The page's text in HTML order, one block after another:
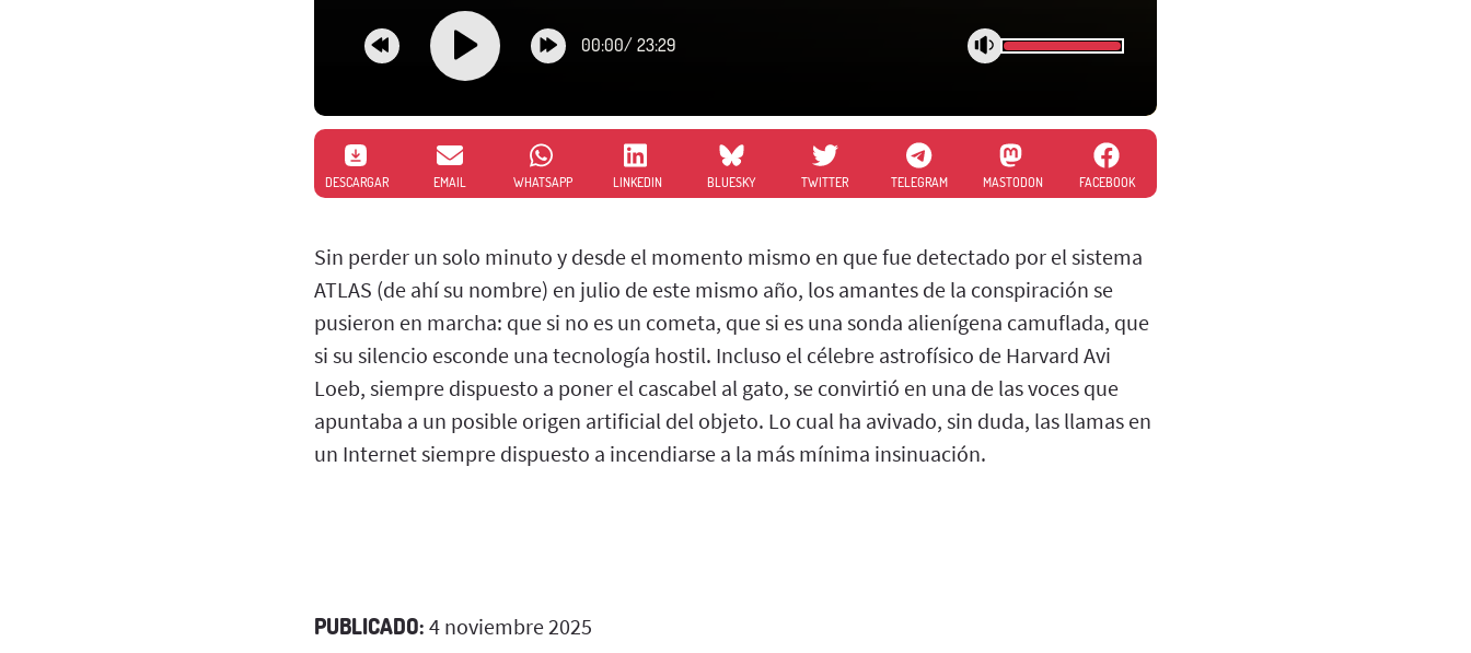
00:00/ 23:29
DESCARGAR EMAIL WHATSAPP LINKEDIN BLUESKY TWITTER TELEGRAM MASTODON FACEBOOK
Sin perder un solo minuto y desde el momento mismo en que fue detectado por el sistema
ATLAS (de ahí su nombre) en julio de este mismo año, los amantes de la conspiración se
pusieron en marcha: que si no es un cometa, que si es una sonda alienígena camuflada, que
si su silencio esconde una tecnología hostil. Incluso el célebre astrofísico de Harvard Avi
Loeb, siempre dispuesto a poner el cascabel al gato, se convirtió en una de las voces que
apuntaba a un posible origen artificial del objeto. Lo cual ha avivado, sin duda, las llamas en
un Internet siempre dispuesto a incendiarse a la más mínima insinuación.
PUBLICADO: 4 noviembre 2025